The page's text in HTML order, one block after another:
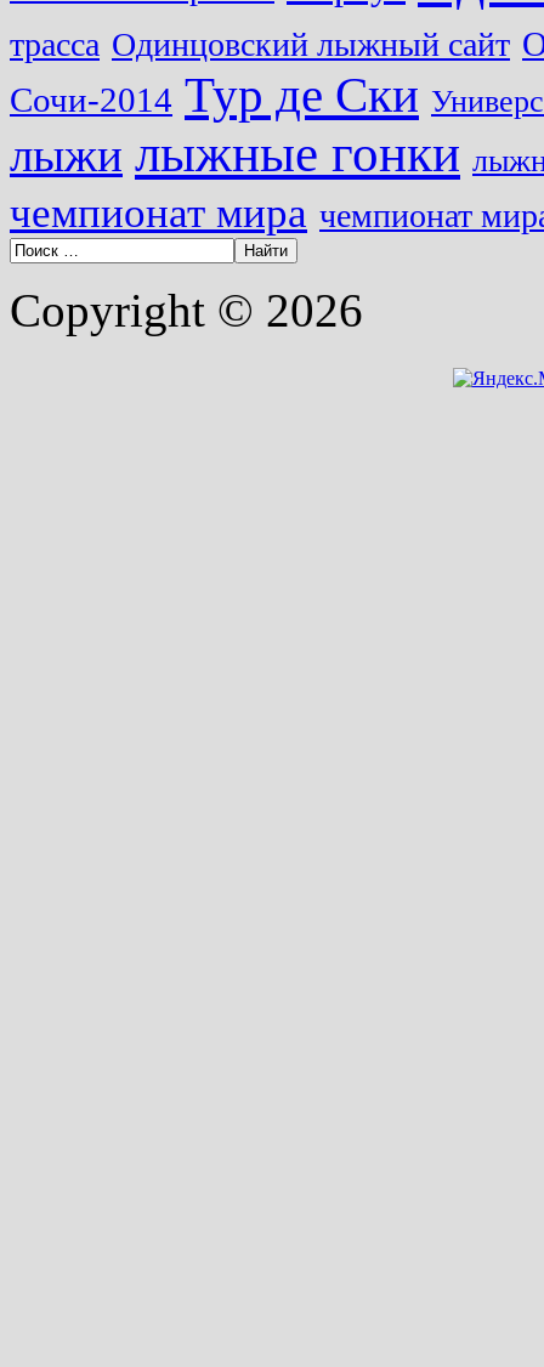
трасса Одинцовский лыжный сайт
Сочи-2014 Тур де Ски
лыжи лыжные гонки
чемпионат мира чемпионат
Copyright © 2026